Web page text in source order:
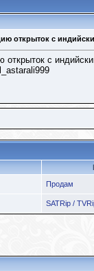
открыток с
открыток с
Продам
SATRip /